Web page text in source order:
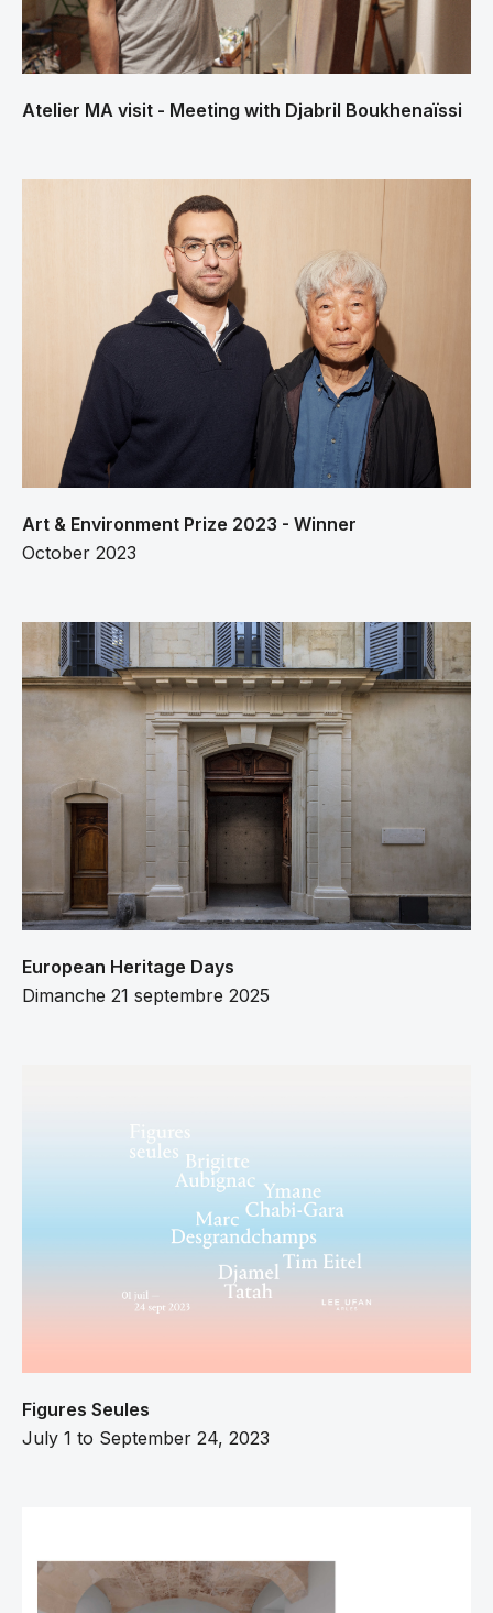
Atelier MA visit - Meeting with Djabril Boukhenaïssi
Art & Environment Prize 2023 - Winner
October 2023
European Heritage Days
Dimanche 21 septembre 2025
Figures Seules
July 1 to September 24, 2023